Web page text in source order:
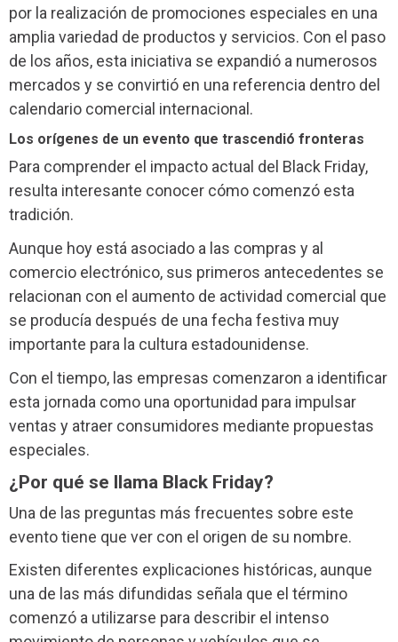
por la realización de promociones especiales en una
amplia variedad de productos y servicios. Con el paso
de los años, esta iniciativa se expandió a numerosos
mercados y se convirtió en una referencia dentro del
calendario comercial internacional.
Los orígenes de un evento que trascendió fronteras
Para comprender el impacto actual del Black Friday,
resulta interesante conocer cómo comenzó esta
tradición.
Aunque hoy está asociado a las compras y al
comercio electrónico, sus primeros antecedentes se
relacionan con el aumento de actividad comercial que
se producía después de una fecha festiva muy
importante para la cultura estadounidense.
Con el tiempo, las empresas comenzaron a identificar
esta jornada como una oportunidad para impulsar
ventas y atraer consumidores mediante propuestas
especiales.
¿Por qué se llama Black Friday?
Una de las preguntas más frecuentes sobre este
evento tiene que ver con el origen de su nombre.
Existen diferentes explicaciones históricas, aunque
una de las más difundidas señala que el término
comenzó a utilizarse para describir el intenso